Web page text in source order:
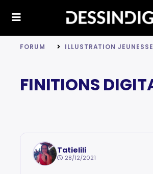
FORUM ILLUSTRATION JEUNESSE
FINITIONS
Tatielili
28/12/2021